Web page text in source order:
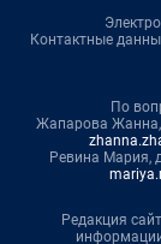
Контактные
По
Жапарова Жанна,
Ревина Мария,
Редакция